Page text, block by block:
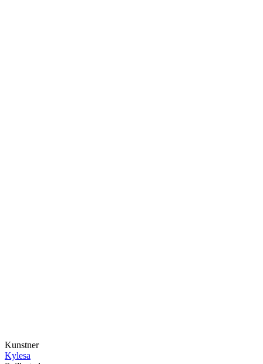
Kunstner
Kylesa